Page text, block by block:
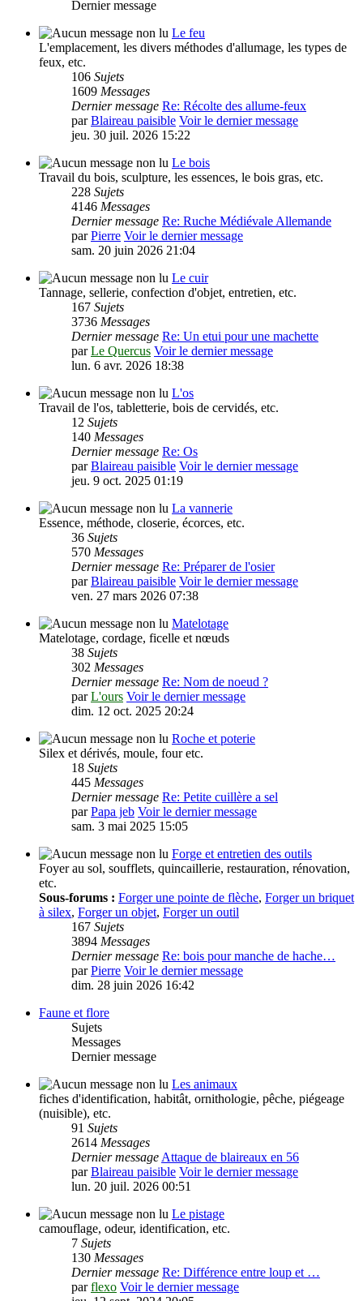
Dernier message
Le feu
L'emplacement, les divers méthodes d'allumage, les types de
feux, etc.
106 Sujets
1609 Messages
Dernier message Re: Récolte des allume-feux
parBlaireau paisible Voir le dernier message
jeu. 30 juil. 2026 15:22
Le bois
Travail du bois, sculpture, les essences, le bois gras, etc.
228 Sujets
4146 Messages
Dernier message Re: Ruche Médiévale Allemande
parPierre Voir le dernier message
sam. 20 juin 2026 21:04
Le cuir
Tannage, sellerie, confection d'objet, entretien, etc.
167 Sujets
3736 Messages
Dernier message Re: Un etui pour une machette
parLe Quercus Voir le dernier message
lun. 6 avr. 2026 18:38
L'os
Travail de l'os, tabletterie, bois de cervidés, etc.
12 Sujets
140 Messages
Dernier message Re: Os
parBlaireau paisible Voir le dernier message
jeu. 9 oct. 2025 01:19
La vannerie
Essence, méthode, closerie, écorces, etc.
36 Sujets
570 Messages
Dernier message Re: Préparer de l'osier
parBlaireau paisible Voir le dernier message
ven. 27 mars 2026 07:38
Matelotage
Matelotage, cordage, ficelle et nœuds
38 Sujets
302 Messages
Dernier message Re: Nom de noeud ?
parL'ours Voir le dernier message
dim. 12 oct. 2025 20:24
Roche et poterie
Silex et dérivés, moule, four etc.
18 Sujets
445 Messages
Dernier message Re: Petite cuillère a sel
parPapa jeb Voir le dernier message
sam. 3 mai 2025 15:05
Forge et entretien des outils
Foyer au sol, soufflets, quincaillerie, restauration, rénovation,
etc.
Sous-forums : Forger une pointe de flèche, Forger un briquet
à silex, Forger un objet, Forger un outil
167 Sujets
3894 Messages
Dernier message Re: bois pour manche de hache…
parPierre Voir le dernier message
dim. 28 juin 2026 16:42
Faune et flore
Sujets
Messages
Dernier message
Les animaux
fiches d'identification, habitât, ornithologie, pêche, piégeage
(nuisible), etc.
91 Sujets
2614 Messages
Dernier message Attaque de blaireaux en 56
parBlaireau paisible Voir le dernier message
lun. 20 juil. 2026 00:51
Le pistage
camouflage, odeur, identification, etc.
7 Sujets
130 Messages
Dernier message Re: Différence entre loup et …
parflexo Voir le dernier message